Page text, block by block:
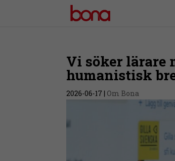
Vi söker lärare
humanistisk
2026-06-17 | Om Bona